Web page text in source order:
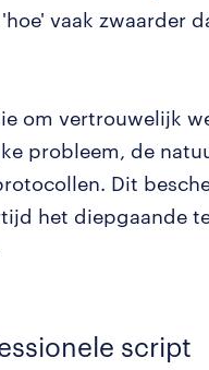
vaak zwaarder
om vertrouwelijk
probleem, de
Dit
het diepgaande
script